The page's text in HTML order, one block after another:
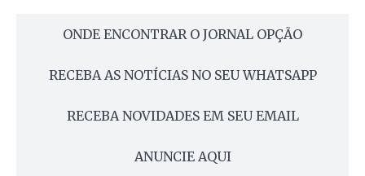
ONDE ENCONTRAR O JORNAL OPÇÃO
RECEBA AS NOTÍCIAS NO SEU WHATSAPP
RECEBA NOVIDADES EM SEU EMAIL
ANUNCIE AQUI